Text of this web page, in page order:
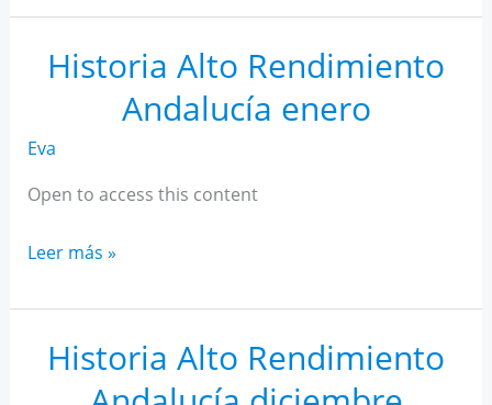
Rendimiento
Andalucía
febrero
Historia Alto Rendimiento
Andalucía enero
Eva
Open to access this content
Historia
Rendimiento
Andalucía
enero
Leer más »
Historia Alto Rendimiento